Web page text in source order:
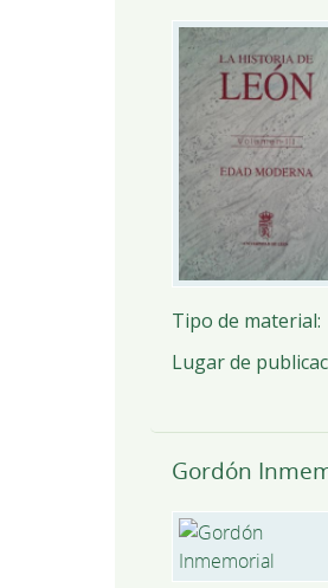
Tipo de material
Lugar de
Gordón